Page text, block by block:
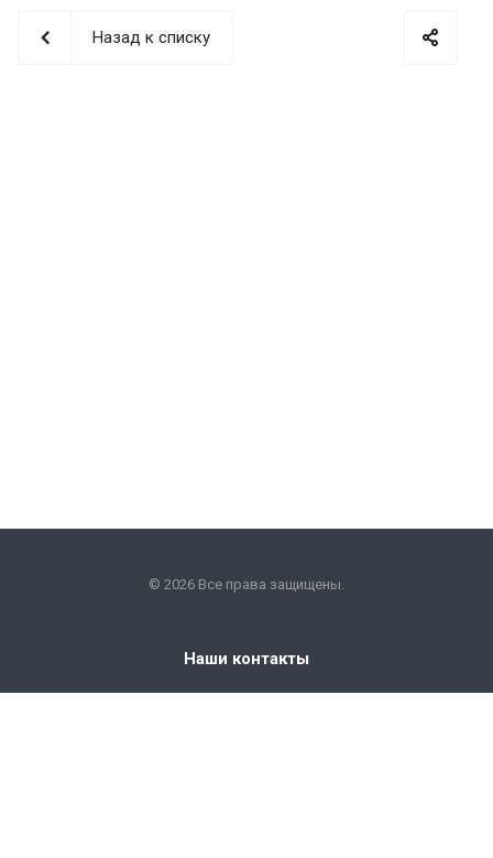
Назад к списку
© 2026 Все права защищены.
Наши контакты